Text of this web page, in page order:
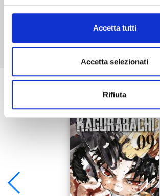
Accetta tutti
Accetta selezionati
Rifiuta
Mostra tutto
Se ti è piaciuto